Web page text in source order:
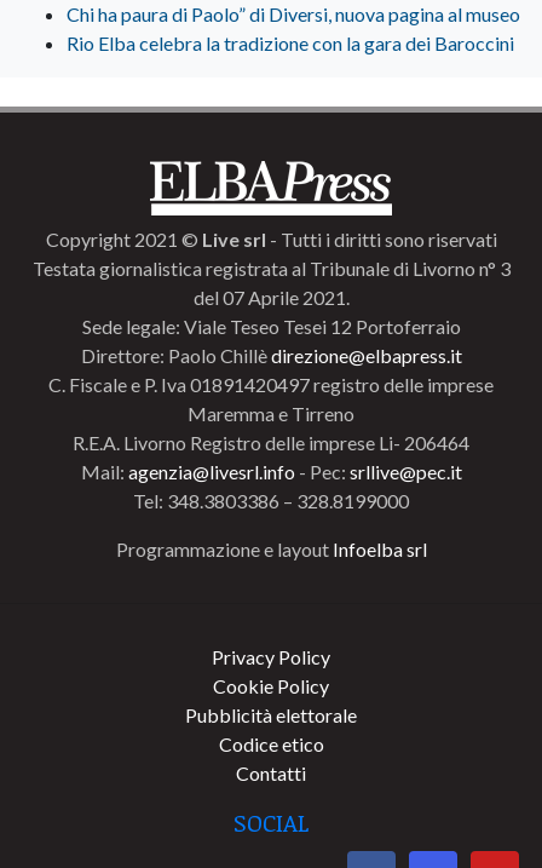
Chi ha paura di Paolo” di Diversi, nuova pagina al museo
Rio Elba celebra la tradizione con la gara dei Baroccini
Copyright 2021 © Live srl - Tutti i diritti sono riservati
Testata giornalistica registrata al Tribunale di Livorno n° 3
del 07 Aprile 2021.
Sede legale: Viale Teseo Tesei 12 Portoferraio
Direttore: Paolo Chillèdirezione@elbapress.it
C. Fiscale e P. Iva 01891420497 registro delle imprese
Maremma e Tirreno
R.E.A. Livorno Registro delle imprese Li- 206464
Mail: agenzia@livesrl.info - Pec: srllive@pec.it
Tel: 348.3803386 – 328.8199000
Programmazione e layout Infoelba srl
Privacy Policy
Cookie Policy
Pubblicità elettorale
Codice etico
Contatti
SOCIAL